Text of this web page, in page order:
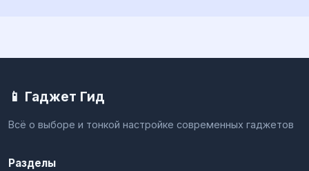
📱 Гаджет Гид
Всё о выборе и тонкой настройке современных гаджетов
Разделы